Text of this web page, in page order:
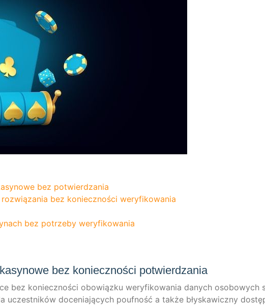
bez potwierdzania
bez koniecz­ności weryfikowania
bez potrze­by weryfikowania
bez konieczności potwierdzania
bez koniecz­ności obo­wiąz­ku wery­fi­kowa­nia danych oso­bo­wych
uczest­ni­ków docen­ia­ją­cych pouf­ność a także błys­ka­wicz­ny